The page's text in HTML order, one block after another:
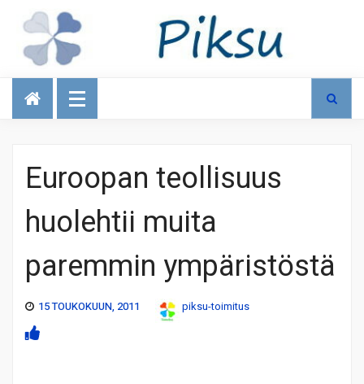
Talous
Euroopan teollisuus
huolehtii muita
paremmin ympäristöstä
15 TOUKOKUUN, 2011 piksu-toimitus